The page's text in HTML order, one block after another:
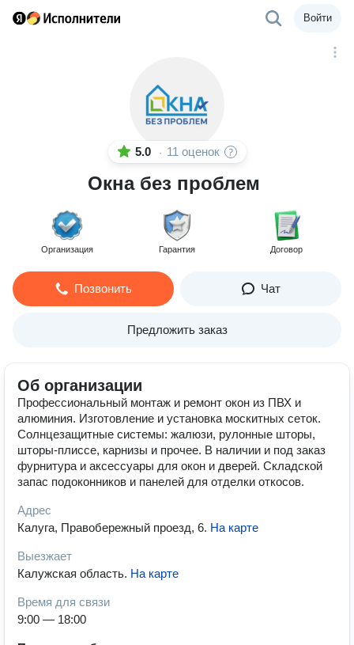
Войти
5.0 · 11 оценок
Окна без проблем
Организация Гарантия Договор
Позвонить Чат
Предложить заказ
Об организации
Профессиональный монтаж и ремонт окон из ПВХ и
алюминия. Изготовление и установка москитных сеток.
Солнцезащитные системы: жалюзи, рулонные шторы,
шторы-плиссе, карнизы и прочее. В наличии и под заказ
фурнитура и аксессуары для окон и дверей. Складской
запас подоконников и панелей для отделки откосов.
Адрес
Калуга, Правобережный проезд, 6. На карте
Выезжает
Калужская область. На карте
Время для связи
9:00 — 18:00